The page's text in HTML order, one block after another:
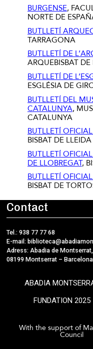
BURGENSE,
NORTE DE
BUTLLETÍ
TARRAGONA
BUTLLETÍ DE
ARQUEBISBAT
BUTLLETÍ DE
ESGLÉSIA DE
BUTLLETÍ DEL
CATALUNYA,
CATALUNYA
BUTLLETÍ
BISBAT DE LLEIDA
BUTLLETÍ
DE LLOBREGAT,
BUTLLETÍ
BISBAT DE
Contact
Tel.: 938 77 77 68
E-mail:
Adress: Abadia de
08199 Montserrat – Barcelona
ABADIA
FUNDATION 2025
With the support of
Council